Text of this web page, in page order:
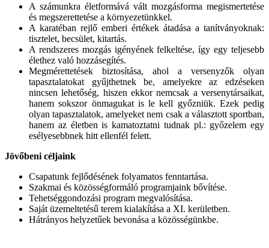
A számunkra életformává vált mozgásforma megismertetése
és megszerettetése a környezetünkkel.
A karatéban rejlő emberi értékek átadása a tanítványoknak:
tisztelet, becsület, kitartás.
A rendszeres mozgás igényének felkeltése, így egy teljesebb
élethez való hozzásegítés.
Megmérettetések biztosítása, ahol a versenyzők olyan
tapasztalatokat gyűjthetnek be, amelyekre az edzéseken
nincsen lehetőség, hiszen ekkor nemcsak a versenytársaikat,
hanem sokszor önmagukat is le kell győzniük. Ezek pedig
olyan tapasztalatok, amelyeket nem csak a választott sportban,
hanem az életben is kamatoztatni tudnak pl.: győzelem egy
esélyesebbnek hitt ellenfél felett.
Jövőbeni céljaink
Csapatunk fejlődésének folyamatos fenntartása.
Szakmai és közösségformáló programjaink bővítése.
Tehetséggondozási program megvalósítása.
Saját üzemeltetésű terem kialakítása a XI. kerületben.
Hátrányos helyzetűek bevonása a közösségünkbe.